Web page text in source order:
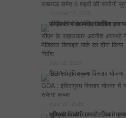
लखनऊ समेत 6 शहरों की संवरेगी
सीएम के सहालकार अवनीश अवस्थी
मेडिकल डिवाइस पार्क का दौरा किया
निर्देश
GDA : इंदिरापुरम विस्तार योजना
सकेगा कब्जा